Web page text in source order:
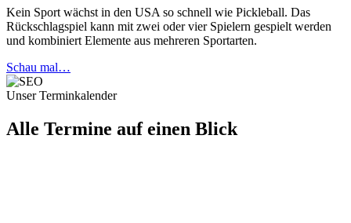
Kein Sport wächst in den USA so schnell wie Pickleball. Das
Rückschlagspiel kann mit zwei oder vier Spielern gespielt werden
und kombiniert Elemente aus mehreren Sportarten.
Schau mal…
Unser Terminkalender
Alle Termine auf einen Blick